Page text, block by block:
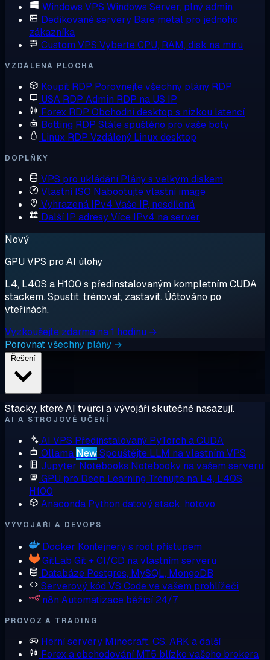
Windows VPS Windows Server, plný admin
Dedikované servery Bare metal pro jednoho
zákazníka
Custom VPS Vyberte CPU, RAM, disk na míru
VZDÁLENÁ PLOCHA
Koupit RDP Porovnejte všechny plány RDP
USA RDP Admin RDP na US IP
Forex RDP Obchodní desktop s nízkou latencí
Botting RDP Stále spuštěno pro vaše boty
Linux RDP Vzdálený Linux desktop
DOPLŇKY
VPS pro ukládání Plány s velkým diskem
Vlastní ISO Nabootujte vlastní image
Vyhrazená IPv4 Vaše IP, nesdílená
Další IP adresyVíce IPv4 na server
Nový
GPU VPS pro AI úlohy
L4, L40S a H100 s předinstalovaným kompletním CUDA
stackem. Spustit, trénovat, zastavit. Účtováno po
vteřinách.
Vyzkoušejte zdarma na 1 hodinu →
Porovnat všechny plány →
Stacky, které AI tvůrci a vývojáři skutečně nasazují.
AI A STROJOVÉ UČENÍ
AI VPS Předinstalovaný PyTorch a CUDA
Ollama NewSpouštějte LLM na vlastním VPS
Jupyter Notebooks Notebooky na vašem serveru
GPU pro Deep Learning Trénujte na L4, L40S,
H100
Anaconda Python datový stack, hotovo
VÝVOJÁŘI A DEVOPS
Docker Kontejnery s root přístupem
GitLab Git + CI/CD na vlastním serveru
Databáze Postgres, MySQL, MongoDB
Serverový kód VS Code ve vašem prohlížeči
n8n Automatizace běžící 24/7
PROVOZ A TRADING
Herní servery Minecraft, CS, ARK a další
Forex a obchodování MT5 blízko vašeho brokera